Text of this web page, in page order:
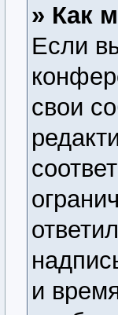
» Как
Если
свои
и